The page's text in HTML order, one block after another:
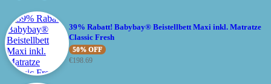
39% Rabatt! Babybay® Beistellbett Maxi inkl. Matratze
Classic Fresh
50% OFF
€198.69